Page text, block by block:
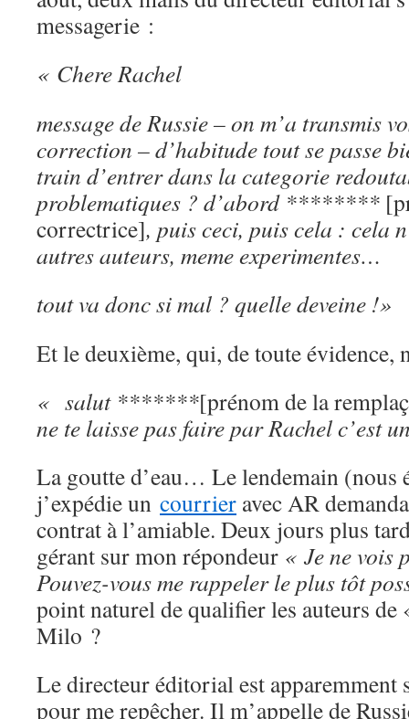
messagerie :
« Chere Rachel
message de Russie – on m’a transmis
correction – d’habitude tout se passe
train d’entrer dans la categorie
problematiques ? d’abord ********
correctrice], puis ceci, puis cela : cela
autres auteurs, meme experimentes…
tout va donc si mal ? quelle deveine !»
Et le deuxième, qui, de toute évidence,
« salut *******[prénom de la
ne te laisse pas faire par Rachel c’est
La goutte d’eau… Le lendemain (nous
j’expédie un courrier avec AR
contrat à l’amiable. Deux jours plus
gérant sur mon répondeur « Je ne vois
Pouvez-vous me rappeler le plus tôt
point naturel de qualifier les auteurs
Milo ?
Le directeur éditorial est apparemment
pour me repêcher. Il m’appelle de